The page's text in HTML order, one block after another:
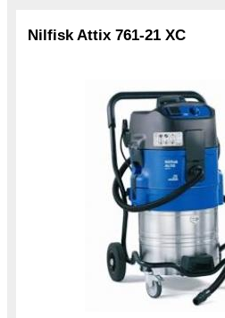
Nilfisk Attix 761-21 XC